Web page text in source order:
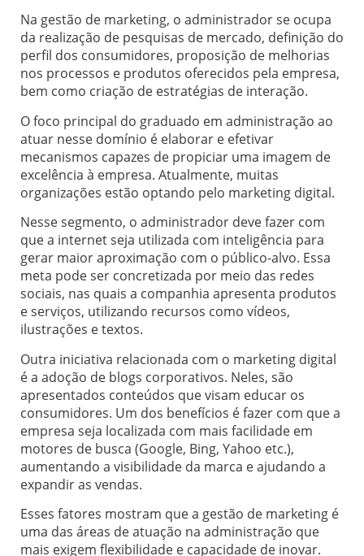
Na gestão de marketing, o administrador se ocupa
da realização de pesquisas de mercado, definição do
perfil dos consumidores, proposição de melhorias
nos processos e produtos oferecidos pela empresa,
bem como criação de estratégias de interação.
O foco principal do graduado em administração ao
atuar nesse domínio é elaborar e efetivar
mecanismos capazes de propiciar uma imagem de
excelência à empresa. Atualmente, muitas
organizações estão optando pelo marketing digital.
Nesse segmento, o administrador deve fazer com
que a internet seja utilizada com inteligência para
gerar maior aproximação com o público-alvo. Essa
meta pode ser concretizada por meio das redes
sociais, nas quais a companhia apresenta produtos
e serviços, utilizando recursos como vídeos,
ilustrações e textos.
Outra iniciativa relacionada com o marketing digital
é a adoção de blogs corporativos. Neles, são
apresentados conteúdos que visam educar os
consumidores. Um dos benefícios é fazer com que a
empresa seja localizada com mais facilidade em
motores de busca (Google, Bing, Yahoo etc.),
aumentando a visibilidade da marca e ajudando a
expandir as vendas.
Esses fatores mostram que a gestão de marketing é
uma das áreas de atuação na administração que
mais exigem flexibilidade e capacidade de inovar.